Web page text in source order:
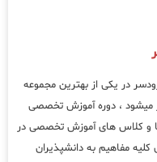
در یکی از بهترین مجموعه
میشود ، دوره آموزش تخصصی
ها و کلاس های آموزش تخصصی در
مفاهیم به دانشپذیران